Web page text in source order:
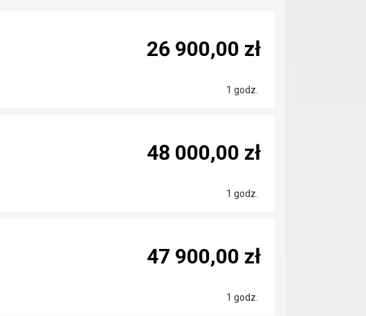
1 godz.
26 900,00 zł
1 godz.
48 000,00 zł
1 godz.
47 900,00 zł